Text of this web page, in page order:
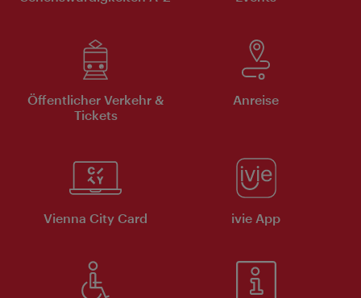
Öffentlicher Verkehr &
Tickets
Anreise
Vienna City Card ivie App